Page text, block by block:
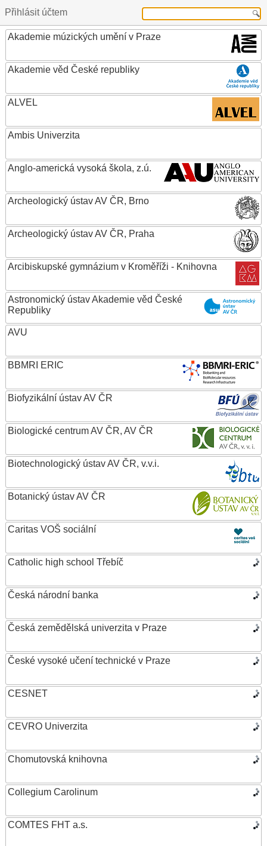
Přihlásit účtem
Akademie múzických umění v Praze
Akademie věd České republiky
ALVEL
Ambis Univerzita
Anglo-americká vysoká škola, z.ú.
Archeologický ústav AV ČR, Brno
Archeologický ústav AV ČR, Praha
Arcibiskupské gymnázium v Kroměříži - Knihovna
Astronomický ústav Akademie věd České
Republiky
AVU
BBMRI ERIC
Biofyzikální ústav AV ČR
Biologické centrum AV ČR, AV ČR
Biotechnologický ústav AV ČR, v.v.i.
Botanický ústav AV ČR
Caritas VOŠ sociální
Catholic high school Třebíč
Česká národní banka
Česká zemědělská univerzita v Praze
České vysoké učení technické v Praze
CESNET
CEVRO Univerzita
Chomutovská knihovna
Collegium Carolinum
COMTES FHT a.s.